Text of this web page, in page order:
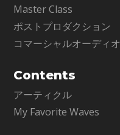
Master Class
ポストプロダクション
コマーシャルオーディオ
Contents
アーティクル
My Favorite Waves